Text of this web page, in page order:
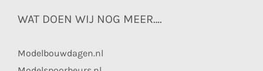
WAT DOEN WIJ NOG MEER….
Modelbouwdagen.nl